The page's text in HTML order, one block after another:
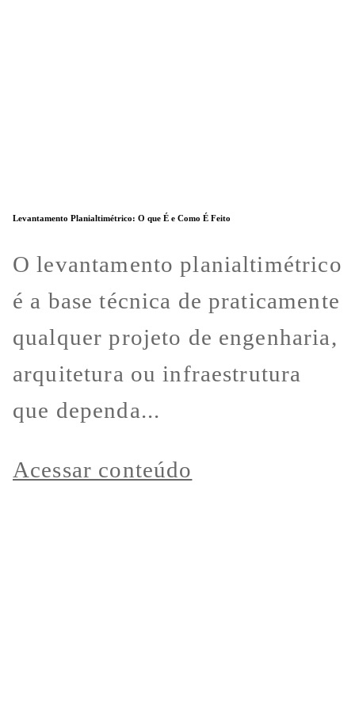
Levantamento Planialtimétrico: O que É e Como É Feito
O levantamento planialtimétrico
é a base técnica de praticamente
qualquer projeto de engenharia,
arquitetura ou infraestrutura
que dependa...
Acessar conteúdo